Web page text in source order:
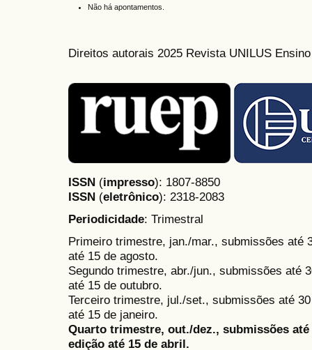
Não há apontamentos.
Direitos autorais 2025 Revista UNILUS
ISSN (impresso): 1807-8850
ISSN (eletrônico): 2318-2083
Periodicidade: Trimestral
Primeiro trimestre, jan./mar., submissões até
até 15 de agosto.
Segundo trimestre, abr./jun., submissões até
até 15 de outubro.
Terceiro trimestre, jul./set., submissões até
até 15 de janeiro.
Quarto trimestre, out./dez., submissões
edição até 15 de abril.